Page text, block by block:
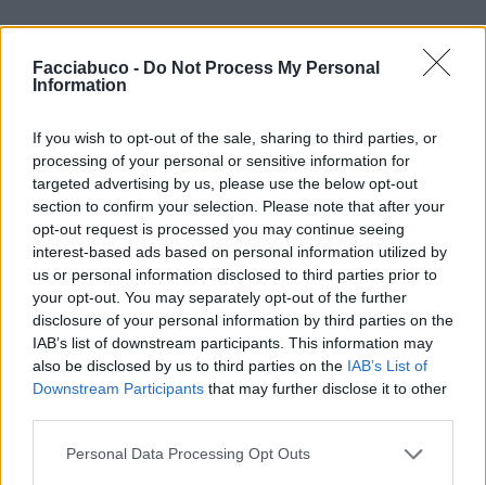
Facciabuco - Do Not Process My Personal
Information
If you wish to opt-out of the sale, sharing to third parties, or
processing of your personal or sensitive information for
targeted advertising by us, please use the below opt-out
section to confirm your selection. Please note that after your
opt-out request is processed you may continue seeing
interest-based ads based on personal information utilized by
us or personal information disclosed to third parties prior to
your opt-out. You may separately opt-out of the further
disclosure of your personal information by third parties on the
IAB’s list of downstream participants. This information may
also be disclosed by us to third parties on the IAB’s List of
Downstream Participants that may further disclose it to other
Personal Data Processing Opt Outs
Chiacchiera
mortadesonno
29 Marzo 2020
Non ho neanche un acerrimo
nemico. Uffa ne voglio uno pure
io!
Stime: 13 Commenti: 12
Ti stimo fratella
Salva